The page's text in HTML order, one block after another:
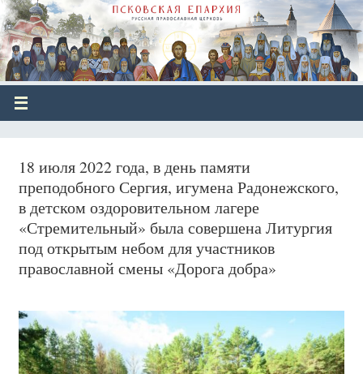
18 июля 2022 года, в день памяти
преподобного Сергия, игумена Радонежского,
в детском оздоровительном лагере
«Стремительный» была совершена Литургия
под открытым небом для участников
православной смены «Дорога добра»